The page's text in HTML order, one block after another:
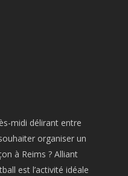
midi délirant entre
organiser un
à Reims ? Alliant
est l’activité idéale